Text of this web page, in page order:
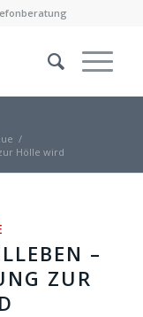
/
Hölle wird
–
ZUR